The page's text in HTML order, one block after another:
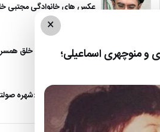
عکس های خانوادگی مجتبی
عکس| نیلوفر خوش خلق همسر
عکس| تغییر چهره «شهره صولتی» در
×
منوچهری اسماعیلی؛